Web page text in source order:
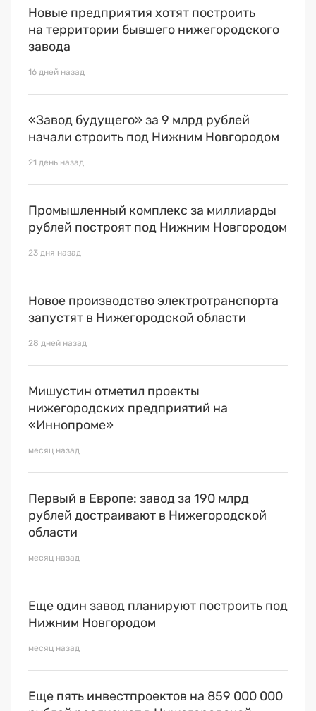
Новые предприятия хотят построить
на территории бывшего нижегородского
завода
16 дней назад
«Завод будущего» за 9 млрд рублей
начали строить под Нижним Новгородом
21 день назад
Промышленный комплекс за миллиарды
рублей построят под Нижним Новгородом
23 дня назад
Новое производство электротранспорта
запустят в Нижегородской области
28 дней назад
Мишустин отметил проекты
нижегородских предприятий на
«Иннопроме»
месяц назад
Первый в Европе: завод за 190 млрд
рублей достраивают в Нижегородской
области
месяц назад
Еще один завод планируют построить под
Нижним Новгородом
месяц назад
Еще пять инвестпроектов на 859 000 000